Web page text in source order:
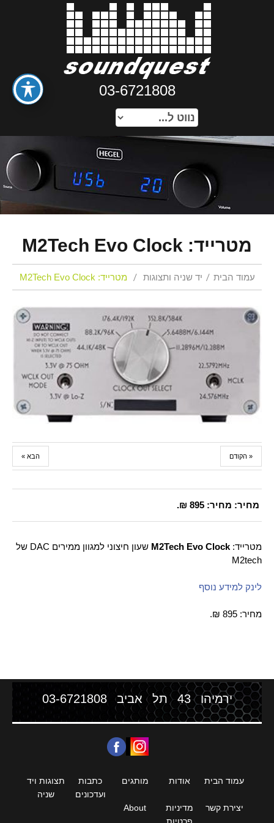
03-6721808
מטרייד: M2Tech Evo Clock
עמוד הבית יד שניה ותצוגות מטרייד: M2Tech Evo Clock
« הקודם הבא »
מחיר: מחיר: 895 ₪.​
מטרייד: M2Tech Evo Clock
שעון חיצוני למגוון ממירים DAC של
M2tech
לינק למידע נוסף
מחיר: 895 ₪.​
ירמיהו 43 תל אביב 03-6721808
עמוד הבית אודות מותגים
כתבות
ועדכונים
תצוגות ויד
שניה
יצירת קשר
מדיניות
About